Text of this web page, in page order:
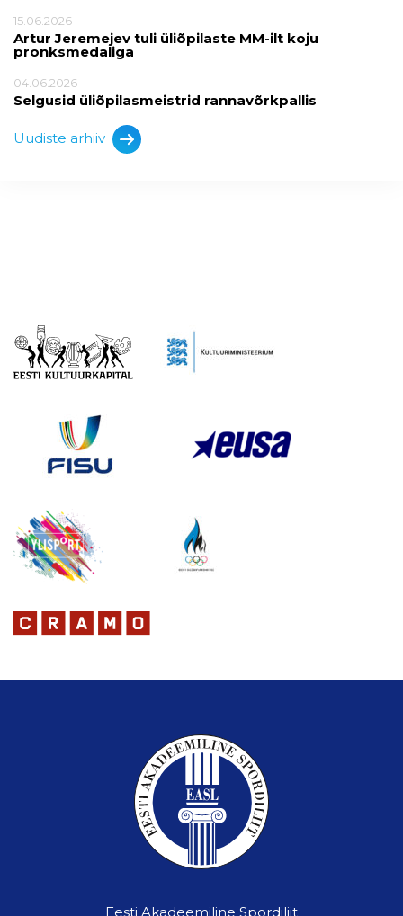
15.06.2026
Artur Jeremejev tuli üliõpilaste MM-ilt koju
pronksmedaliga
04.06.2026
Selgusid üliõpilasmeistrid rannavõrkpallis
Uudiste arhiiv
Eesti Akadeemiline Spordiliit